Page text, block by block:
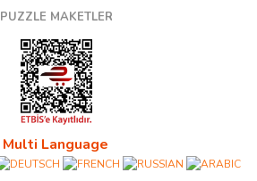
PUZZLE MAKETLER
Multi Language